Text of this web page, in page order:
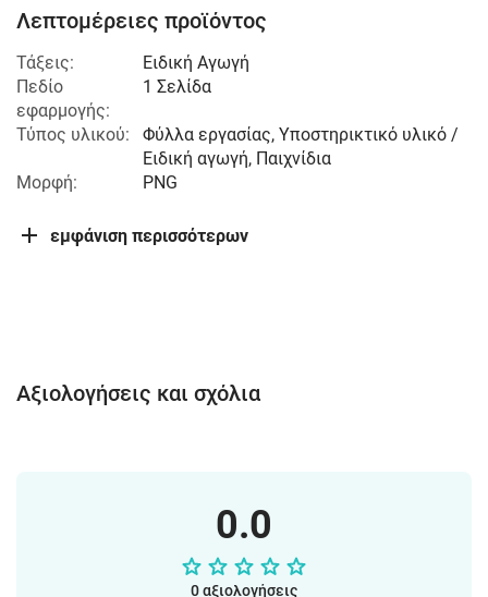
Λεπτομέρειες προϊόντος
Τάξεις:
Ειδική Αγωγή
Πεδίο
εφαρμογής:
1 Σελίδα
Τύπος υλικού:
Φύλλα εργασίας, Υποστηρικτικό υλικό /
Ειδική αγωγή, Παιχνίδια
Μορφή:
PNG
εμφάνιση περισσότερων
Αξιολογήσεις και σχόλια
0.0
0 αξιολογήσεις